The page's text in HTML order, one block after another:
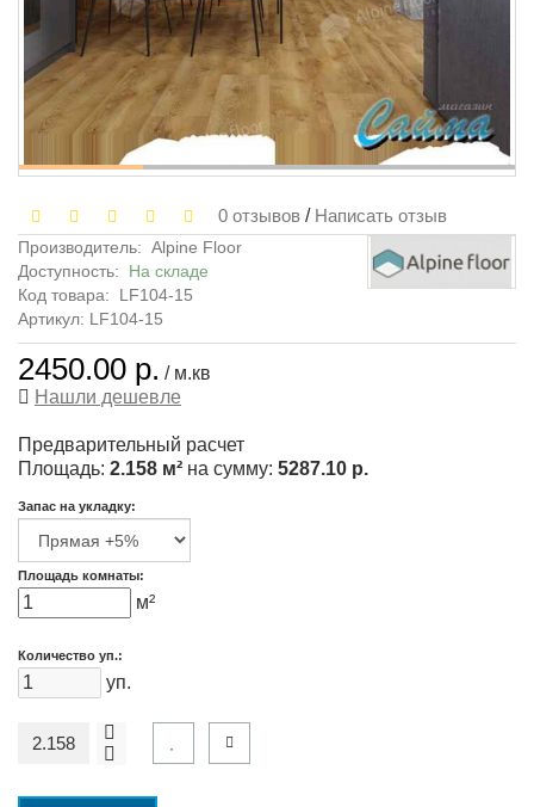
0 отзывов / Написать отзыв
Производитель: Alpine Floor
Доступность: На складе
Код товара:
LF104-15
Артикул: LF104-15
2450.00 р. / м.кв
Нашли дешевле
Предварительный расчет
Площадь: 2.158 м² на сумму: 5287.10 р.
Запас на укладку:
Площадь комнаты:
м²
Количество уп.:
уп.